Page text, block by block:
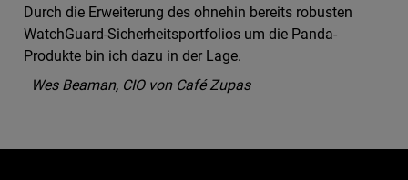
Durch die Erweiterung des ohnehin bereits robusten
WatchGuard-Sicherheitsportfolios um die Panda-
Produkte bin ich dazu in der Lage.
Wes Beaman, CIO von Café Zupas